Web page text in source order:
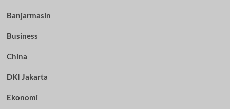
Banjarmasin
Business
China
DKI Jakarta
Ekonomi